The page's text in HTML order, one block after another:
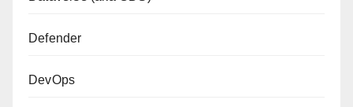
Defender
DevOps